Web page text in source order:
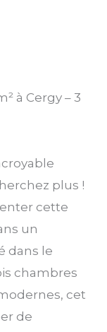
à Cergy – 3
plus !
cette
un
dans le
chambres
cet
de